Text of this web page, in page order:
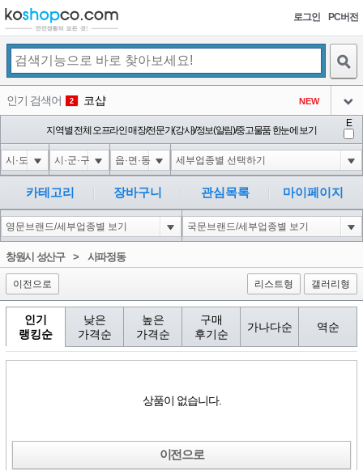
로그인 PC버전
인기 검색어 2 코샵 NEW
3 10'XOR(1*if(now()=sysdate(),sleep(15),0))XOR'Z
아이콘
4 1'||DBMS_PIPE.RECEIVE_MESSAGE(CHR(98)||CHR(98)||CHR(98),15)||'
아이콘
5 1*if(now()=sysdate(),sleep(15),0)
아이콘
2
6 10"XOR(1*if(now()=sysdate(),sleep(15),0))XOR"Z
아이콘
2
1
지역별 전체 오프라인 매장/전문가(강사)/정보(알림)/중고물품 한눈에 보기
E
카테고리 장바구니 관심목록 마이페이지
창원시 성산구> 사파정동
이전으로 리스트형 갤러리형
인기
랭킹순
낮은
가격순
높은
가격순
구매
후기순
가나다순 역순
상품이 없습니다.
이전으로